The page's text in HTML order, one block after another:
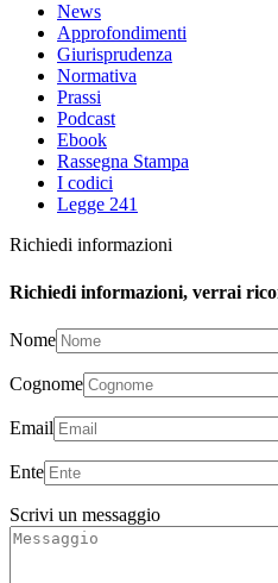
News
Approfondimenti
Giurisprudenza
Normativa
Prassi
Podcast
Ebook
Rassegna Stampa
I codici
Legge 241
Richiedi informazioni
Richiedi informazioni, verrai
Nome
Cognome
Email
Ente
Scrivi un messaggio